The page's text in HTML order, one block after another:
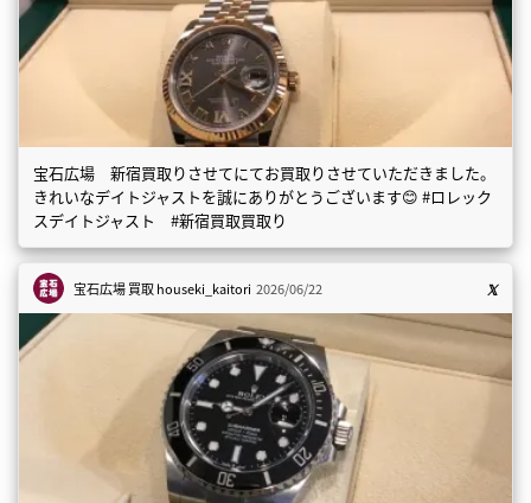
宝石広場 新宿買取りさせてにてお買取りさせていただきました。
きれいなデイトジャストを誠にありがとうございます😊 #ロレック
スデイトジャスト #新宿買取買取り
宝石広場 買取houseki_kaitori 2026/06/22